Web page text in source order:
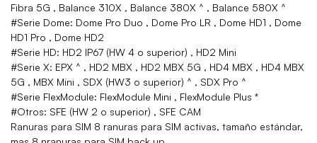
Fibra 5G , Balance 310X , Balance 380X ^ , Balance 580X ^
#Serie Dome: Dome Pro Duo , Dome Pro LR , Dome HD1 , Dome
HD1 Pro , Dome HD2
#Serie HD: HD2 IP67 (HW 4 o superior) , HD2 Mini
#Serie X: EPX ^ , HD2 MBX , HD2 MBX 5G , HD4 MBX , HD4 MBX
5G , MBX Mini , SDX (HW3 o superior) ^ , SDX Pro ^
#Serie FlexModule: FlexModule Mini , FlexModule Plus *
#Otros: SFE (HW 2 o superior) , SFE CAM
Ranuras para SIM 8 ranuras para SIM activas, tamaño estándar,